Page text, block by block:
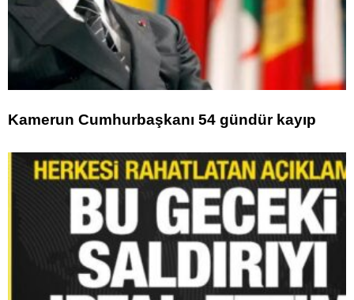
Kamerun Cumhurbaşkanı 54 gündür kayıp